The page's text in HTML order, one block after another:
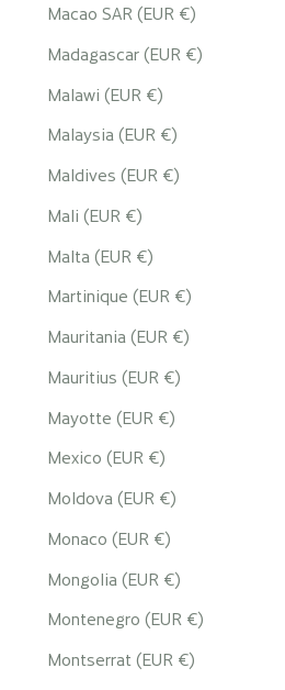
Macao SAR (EUR €)
Madagascar (EUR €)
Malawi (EUR €)
Malaysia (EUR €)
Maldives (EUR €)
Mali (EUR €)
Malta (EUR €)
Martinique (EUR €)
Mauritania (EUR €)
Mauritius (EUR €)
Mayotte (EUR €)
Mexico (EUR €)
Moldova (EUR €)
Monaco (EUR €)
Mongolia (EUR €)
Montenegro (EUR €)
Montserrat (EUR €)